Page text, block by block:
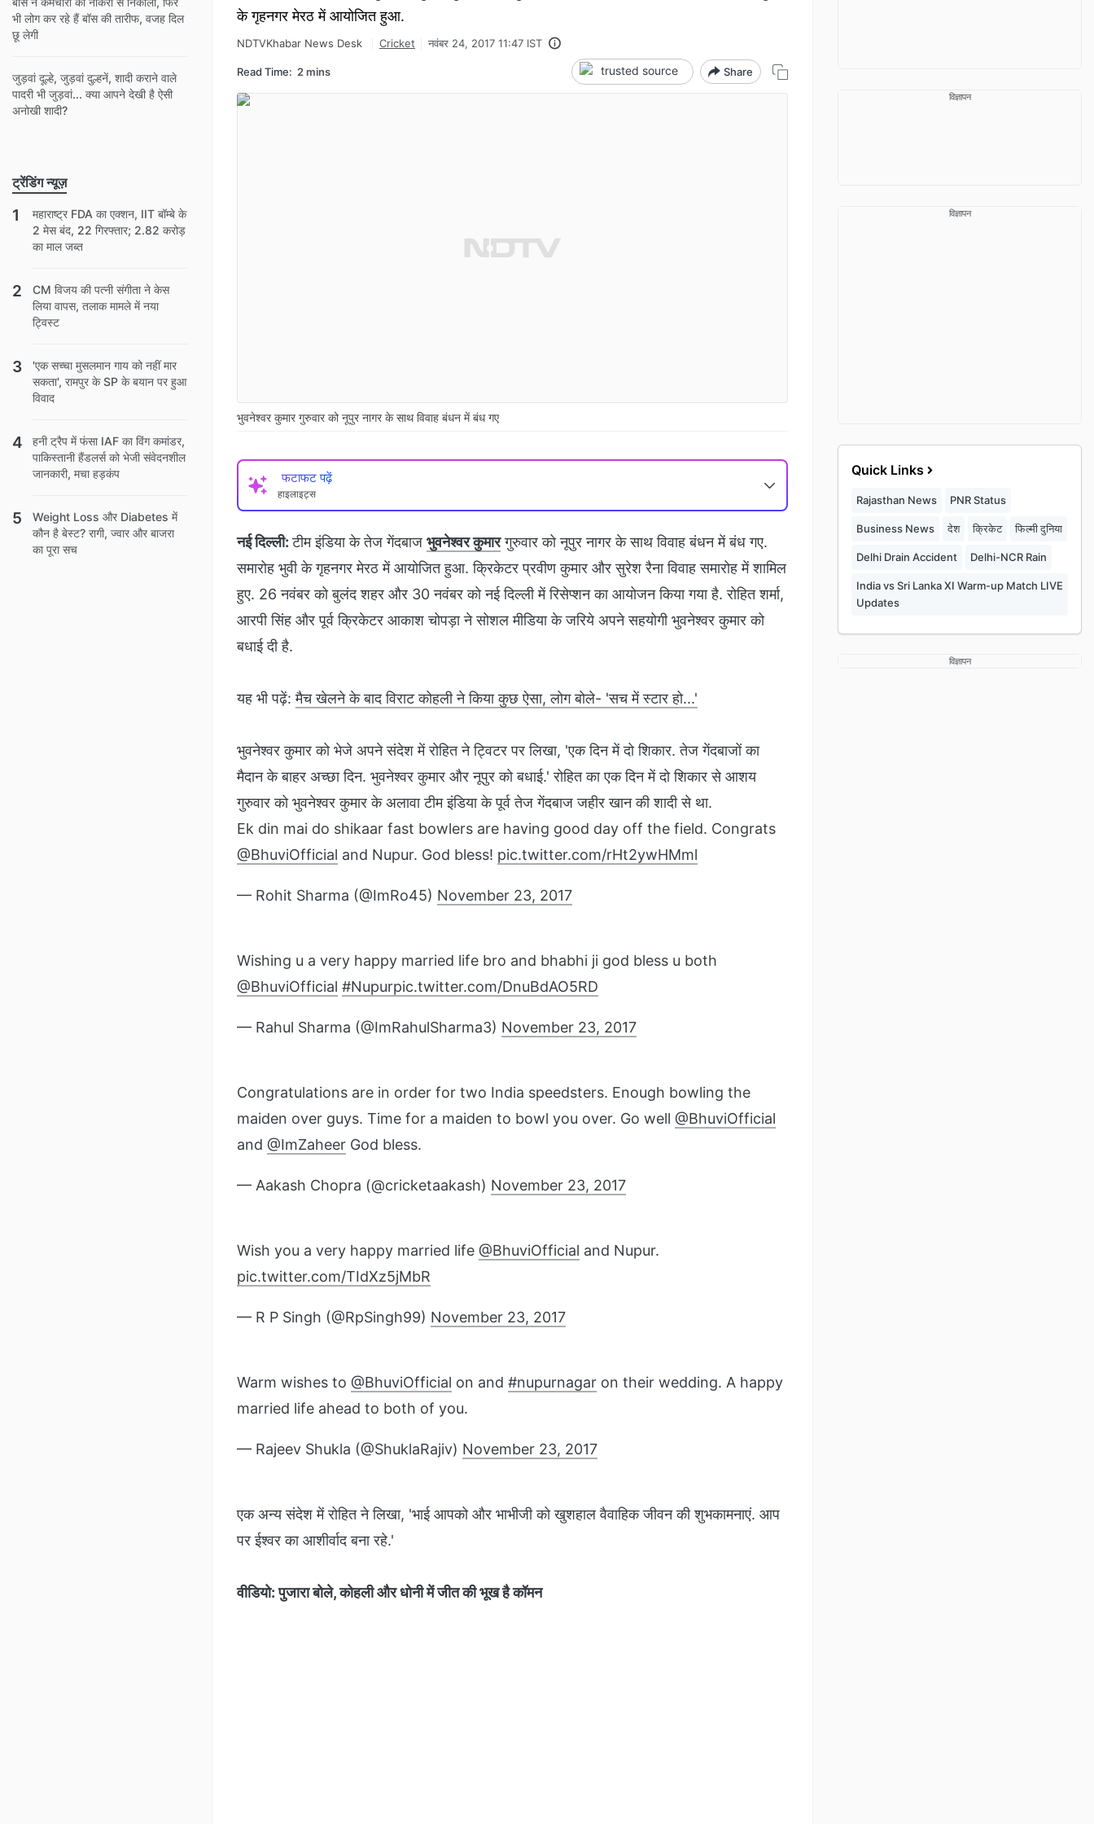
के गृहनगर मेरठ में आयोजित हुआ.
NDTVKhabar News Desk Cricket नवंबर 24, 2017 11:47 IST
Read Time: 2 mins Share
भुवनेश्‍वर कुमार गुरुवार को नूपुर नागर के साथ विवाह बंधन में बंध गए
फटाफट पढ़ें
हाइलाइट्स
नई दिल्‍ली: टीम इंडिया के तेज गेंदबाज भुवनेश्‍वर कुमारगुरुवार को नूपुर नागर के साथ विवाह बंधन में बंध गए.
समारोह भुवी के गृहनगर मेरठ में आयोजित हुआ. क्रिकेटर प्रवीण कुमार और सुरेश रैना विवाह समारोह में शामिल
हुए. 26 नवंबर को बुलंद शहर और 30 नवंबर को नई दिल्‍ली में रिसेप्‍शन का आयोजन किया गया है. रोहित शर्मा,
आरपी सिंह और पूर्व क्रिकेटर आकाश चोपड़ा ने सोशल मीडिया के जरिये अपने सहयोगी भुवनेश्‍वर कुमार को
बधाई दी है.
यह भी पढ़ें:मैच खेलने के बाद विराट कोहली ने किया कुछ ऐसा, लोग बोले- 'सच में स्टार हो...'
भुवनेश्‍वर कुमार को भेजे अपने संदेश में रोहित ने ट्विटर पर लिखा, 'एक दिन में दो शिकार. तेज गेंदबाजों का
मैदान के बाहर अच्‍छा दिन. भुवनेश्‍वर कुमार और नूपुर को बधाई.' रोहित का एक दिन में दो शिकार से आशय
गुरुवार को भुवनेश्‍वर कुमार के अलावा टीम इंडिया के पूर्व तेज गेंदबाज जहीर खान की शादी से था.
Ek din mai do shikaar fast bowlers are having good day off the field. Congrats
@BhuviOfficial and Nupur. God bless! pic.twitter.com/rHt2ywHMml
— Rohit Sharma (@ImRo45) November 23, 2017
Wishing u a very happy married life bro and bhabhi ji god bless u both
@BhuviOfficial #Nupurpic.twitter.com/DnuBdAO5RD
— Rahul Sharma (@ImRahulSharma3) November 23, 2017
Congratulations are in order for two India speedsters. Enough bowling the
maiden over guys. Time for a maiden to bowl you over. Go well @BhuviOfficial
and @ImZaheer God bless.
— Aakash Chopra (@cricketaakash) November 23, 2017
Wish you a very happy married life @BhuviOfficial and Nupur.
pic.twitter.com/TIdXz5jMbR
— R P Singh (@RpSingh99) November 23, 2017
Warm wishes to @BhuviOfficial on and #nupurnagar on their wedding. A happy
married life ahead to both of you.
— Rajeev Shukla (@ShuklaRajiv) November 23, 2017
एक अन्‍य संदेश में रोहित ने लिखा, 'भाई आपको और भाभीजी को खुशहाल वैवाहिक जीवन की शुभकामनाएं. आप
पर ईश्‍वर का आशीर्वाद बना रहे.'
वीडियो: पुजारा बोले, कोहली और धोनी में जीत की भूख है कॉमन
भी लोग कर रहे हैं बॉस की तारीफ, वजह दिल
छू लेगी
जुड़वां दूल्हे, जुड़वां दुल्हनें, शादी कराने वाले
पादरी भी जुड़वां... क्या आपने देखी है ऐसी
अनोखी शादी?
ट्रेंडिंग न्यूज़
महाराष्ट्र FDA का एक्शन, IIT बॉम्बे के
2 मेस बंद, 22 गिरफ्तार; 2.82 करोड़
का माल जब्त
CM विजय की पत्नी संगीता ने केस
लिया वापस, तलाक मामले में नया
ट्विस्ट
'एक सच्चा मुसलमान गाय को नहीं मार
सकता', रामपुर के SP के बयान पर हुआ
विवाद
हनी ट्रैप में फंसा IAF का विंग कमांडर,
पाकिस्तानी हैंडलर्स को भेजी संवेदनशील
जानकारी, मचा हड़कंप
Weight Loss और Diabetes में
कौन है बेस्ट? रागी, ज्वार और बाजरा
का पूरा सच
विज्ञापन
विज्ञापन
Quick Links
Rajasthan News PNR Status
Business News देश क्रिकेट फिल्मी दुनिया
Delhi Drain Accident Delhi-NCR Rain
India vs Sri Lanka XI Warm-up Match LIVE
Updates
विज्ञापन